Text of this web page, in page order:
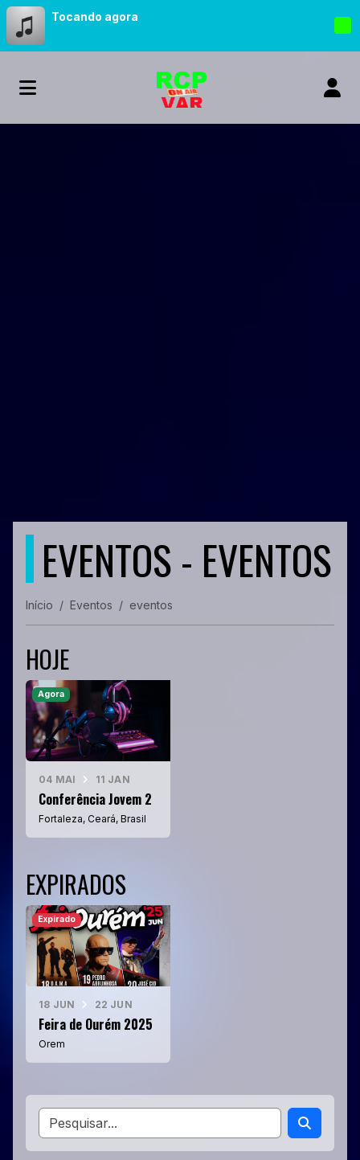
Tocando agora
EVENTOS - EVENTOS
Início Eventos eventos
HOJE
04 MAI 11 JAN
Conferência Jovem 2
Fortaleza, Ceará, Brasil
Agora
EXPIRADOS
18 JUN 22 JUN
Feira de Ourém 2025
Orem
Expirado